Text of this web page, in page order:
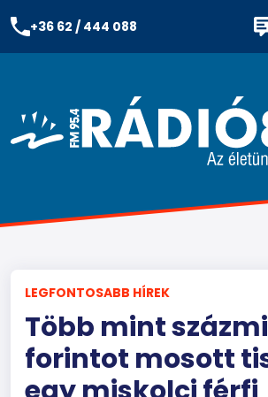
+36 62 / 444 088
LEGFONTOSABB HÍREK
Több mint
forintot mosott